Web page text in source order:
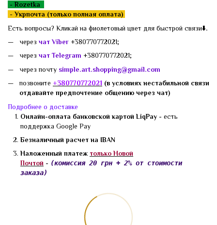
- Rozetka
-Укрпочта (только полная оплата)
Есть вопросы? Кликай на фиолетовый цвет для быстрой связи⬇️.
через чат Viber +380770772021;
через чат Telegram +380770772021;
через почту simple.art.shopping@gmail.com
позвоните +380770772021 (в условиях нестабильной связи
отдавайте предпочтение общению через чат)
Подробнее о доставке
Онлайн-оплата банковской картой LiqPay - есть
поддержка Google Pay
Безналичный расчет на IBAN
Наложенный платеж только Новой
Почтой - (комиссия 20 грн + 2% от стоимости
заказа)